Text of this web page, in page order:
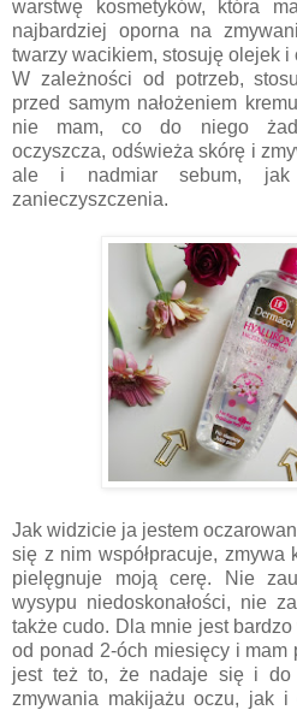
warstwę kosmetyków, która
najbardziej oporna na
twarzy wacikiem, stosuję olejek i
W zależności od potrzeb,
przed samym nałożeniem
nie mam, co do niego
oczyszcza, odświeża skórę i
ale i nadmiar sebum,
zanieczyszczenia.
Jak widzicie ja jestem
się z nim współpracuje,
pielęgnuje moją cerę. Nie
wysypu niedoskonałości, nie
także cudo. Dla mnie jest
od ponad 2-óch miesięcy i mam
jest też to, że nadaje się i do
zmywania makijażu oczu, jak i